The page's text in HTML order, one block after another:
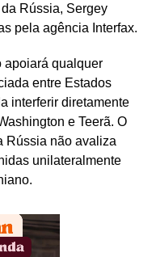
Rússia, Sergey
pela agência Interfax.
apoiará qualquer
entre Estados
interferir diretamente
e Teerã. O
Rússia não avaliza
unilateralmente